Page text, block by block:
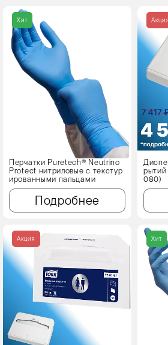
Хит
Перчатки Puretech® Neutrino
Protect нитриловые с текстур
ированными пальцами
Подробнее
Акция
рытий
080)
Акция Хит